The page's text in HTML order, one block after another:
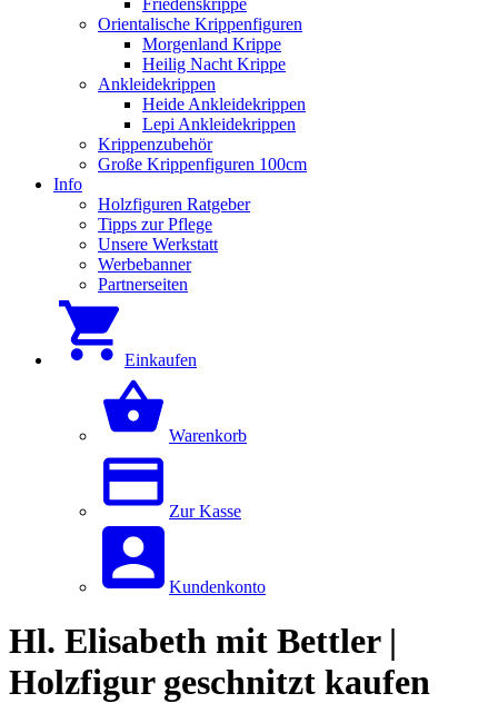
Friedenskrippe
Orientalische Krippenfiguren
Morgenland Krippe
Heilig Nacht Krippe
Ankleidekrippen
Heide Ankleidekrippen
Lepi Ankleidekrippen
Krippenzubehör
Große Krippenfiguren 100cm
Info
Holzfiguren Ratgeber
Tipps zur Pflege
Unsere Werkstatt
Werbebanner
Partnerseiten
Einkaufen
Warenkorb
Zur Kasse
Kundenkonto
Hl. Elisabeth mit Bettler |
Holzfigur geschnitzt kaufen